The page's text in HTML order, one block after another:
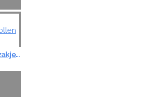
Boon ECO Poepzakjes 9 rollen - Grijs